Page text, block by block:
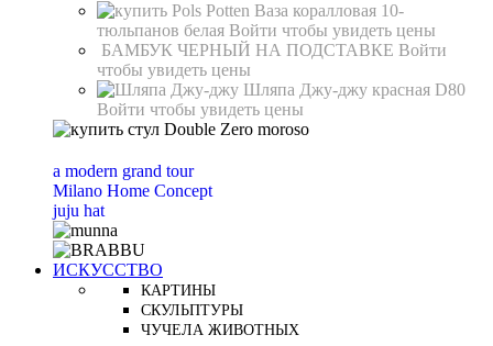
Ваза коралловая 10-
тюльпанов белая Войти чтобы увидеть цены
БАМБУК ЧЕРНЫЙ НА ПОДСТАВКЕ Войти
чтобы увидеть цены
Шляпа Джу-джу красная D80
Войти чтобы увидеть цены
a modern grand tour
Milano Home Concept
juju hat
ИСКУССТВО
КАРТИНЫ
СКУЛЬПТУРЫ
ЧУЧЕЛА ЖИВОТНЫХ